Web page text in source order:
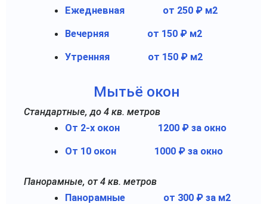
Ежедневная от 250 ₽ м2
Вечерняя от 150 ₽ м2
Утренняя от 150 ₽ м2
Мытьё окон
Стандартные, до 4 кв. метров
От 2-х окон
1200 ₽ за окно
От 10 окон 1000 ₽ за окно
Панорамные, от 4 кв. метров
Панорамные
от 300 ₽ за м2